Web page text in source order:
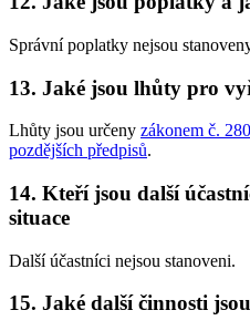
Správní poplatky nejsou
13. Jaké jsou lhůty pro
Lhůty jsou určeny zákonem č.
pozdějších předpisů.
14. Kteří jsou další
situace
Další účastníci nejsou stanoveni.
15. Jaké další činnosti